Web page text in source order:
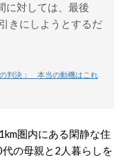
対しては、最後
にしようとするだ
判決： 本当の動機はこれ
圏内にある閑静な住
の母親と2人暮らしを